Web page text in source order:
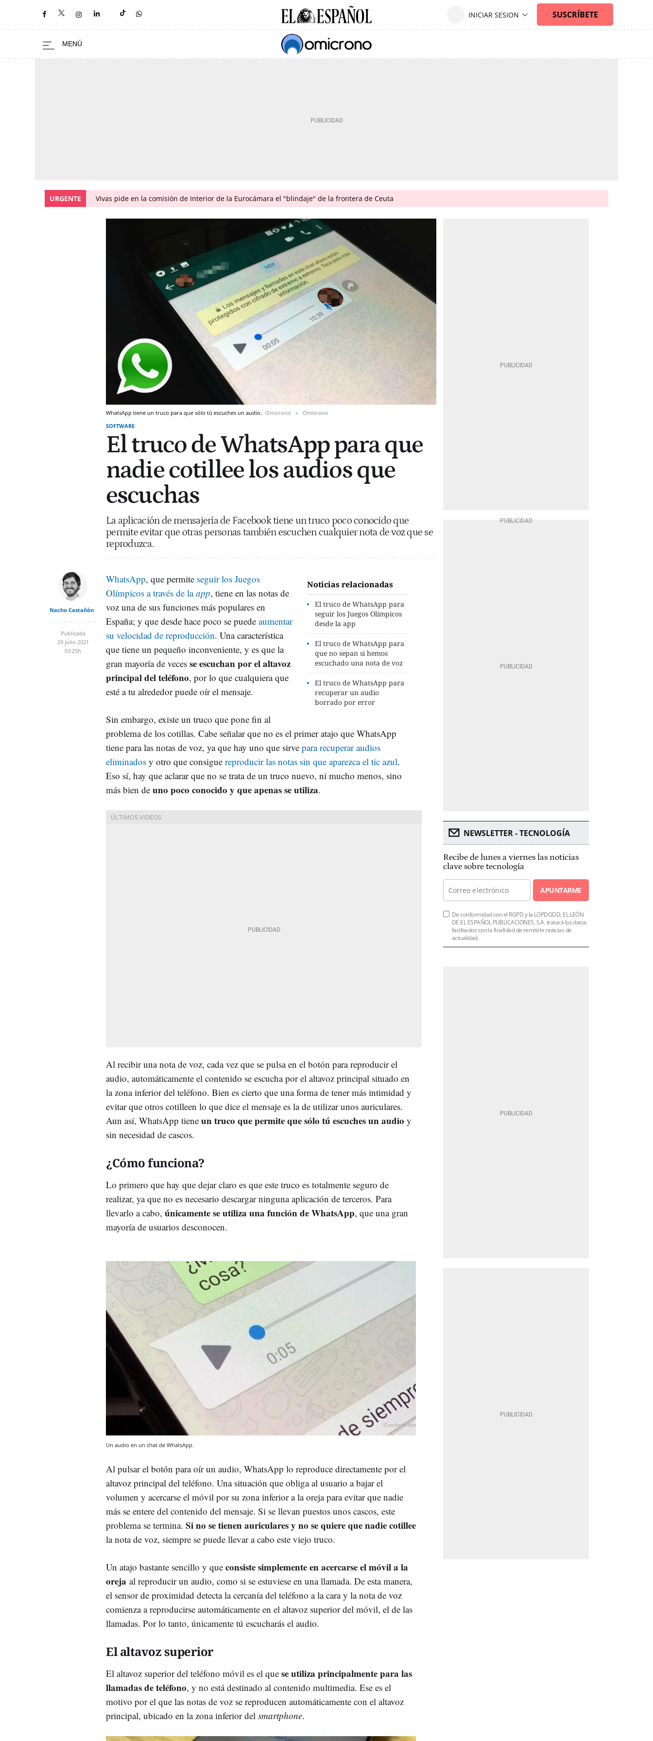
URGENTE Vivas pide en la comisión de Interior de la Eurocámara el "blindaje" de la frontera de Ceuta
WhatsApp tiene un truco para que sólo tú escuches un audio. Omicrono
Omicrono
SOFTWARE
El truco de WhatsApp para que
nadie cotillee los audios que
escuchas
La aplicación de mensajería de Facebook tiene un truco poco conocido que
permite evitar que otras personas también escuchen cualquier nota de voz que se
reproduzca.
Nacho Castañón
Publicada
29 julio 2021
03:25h
Noticias relacionadas
El truco de WhatsApp para
seguir los Juegos Olímpicos
desde la app
El truco de WhatsApp para
que no sepan si hemos
escuchado una nota de voz
El truco de WhatsApp para
recuperar un audio
borrado por error
WhatsApp, que permite seguir los Juegos
Olímpicos a través de laapp, tiene en las notas de
voz una de sus funciones más populares en
España; y que desde hace poco se puede aumentar
su velocidad de reproducción. Una característica
que tiene un pequeño inconveniente, y es que la
gran mayoría de veces se escuchan por el altavoz
principal del teléfono, por lo que cualquiera que
esté a tu alrededor puede oír el mensaje.
Sin embargo, existe un truco que pone fin al
problema de los cotillas. Cabe señalar que no es el primer atajo que WhatsApp
tiene para las notas de voz, ya que hay uno que sirve para recuperar audios
eliminados y otro que consigue reproducir las notas sin que aparezca el tic azul.
Eso sí, hay que aclarar que no se trata de un truco nuevo, ni mucho menos, sino
más bien de uno poco conocido y que apenas se utiliza.
Al recibir una nota de voz, cada vez que se pulsa en el botón para reproducir el
audio, automáticamente el contenido se escucha por el altavoz principal situado en
la zona inferior del teléfono. Bien es cierto que una forma de tener más intimidad y
evitar que otros cotilleen lo que dice el mensaje es la de utilizar unos auriculares.
Aun así, WhatsApp tiene un truco que permite que sólo tú escuches un audio y
sin necesidad de cascos.
¿Cómo funciona?
Lo primero que hay que dejar claro es que este truco es totalmente seguro de
realizar, ya que no es necesario descargar ninguna aplicación de terceros. Para
llevarlo a cabo, únicamente se utiliza una función de WhatsApp, que una gran
mayoría de usuarios desconocen.
Un audio en un chat de WhatsApp.
Al pulsar el botón para oír un audio, WhatsApp lo reproduce directamente por el
altavoz principal del teléfono. Una situación que obliga al usuario a bajar el
volumen y acercarse el móvil por su zona inferior a la oreja para evitar que nadie
más se entere del contenido del mensaje. Si se llevan puestos unos cascos, este
problema se termina. Si no se tienen auriculares y no se quiere que nadie cotillee
la nota de voz, siempre se puede llevar a cabo este viejo truco.
Un atajo bastante sencillo y que consiste simplemente en acercarse el móvil a la
oreja al reproducir un audio, como si se estuviese en una llamada. De esta manera,
el sensor de proximidad detecta la cercanía del teléfono a la cara y la nota de voz
comienza a reproducirse automáticamente en el altavoz superior del móvil, el de las
llamadas. Por lo tanto, únicamente tú escucharás el audio.
El altavoz superior
El altavoz superior del teléfono móvil es el que se utiliza principalmente para las
llamadas de teléfono, y no está destinado al contenido multimedia. Ese es el
motivo por el que las notas de voz se reproducen automáticamente con el altavoz
principal, ubicado en la zona inferior del smartphone.
NEWSLETTER - TECNOLOGÍA
Recibe de lunes a viernes las noticias
clave sobre tecnología
APUNTARME
De conformidad con el RGPD y la LOPDGDD, EL LEÓN
DE EL ESPAÑOL PUBLICACIONES, S.A. tratará los datos
facilitados con la finalidad de remitirle noticias de
actualidad.